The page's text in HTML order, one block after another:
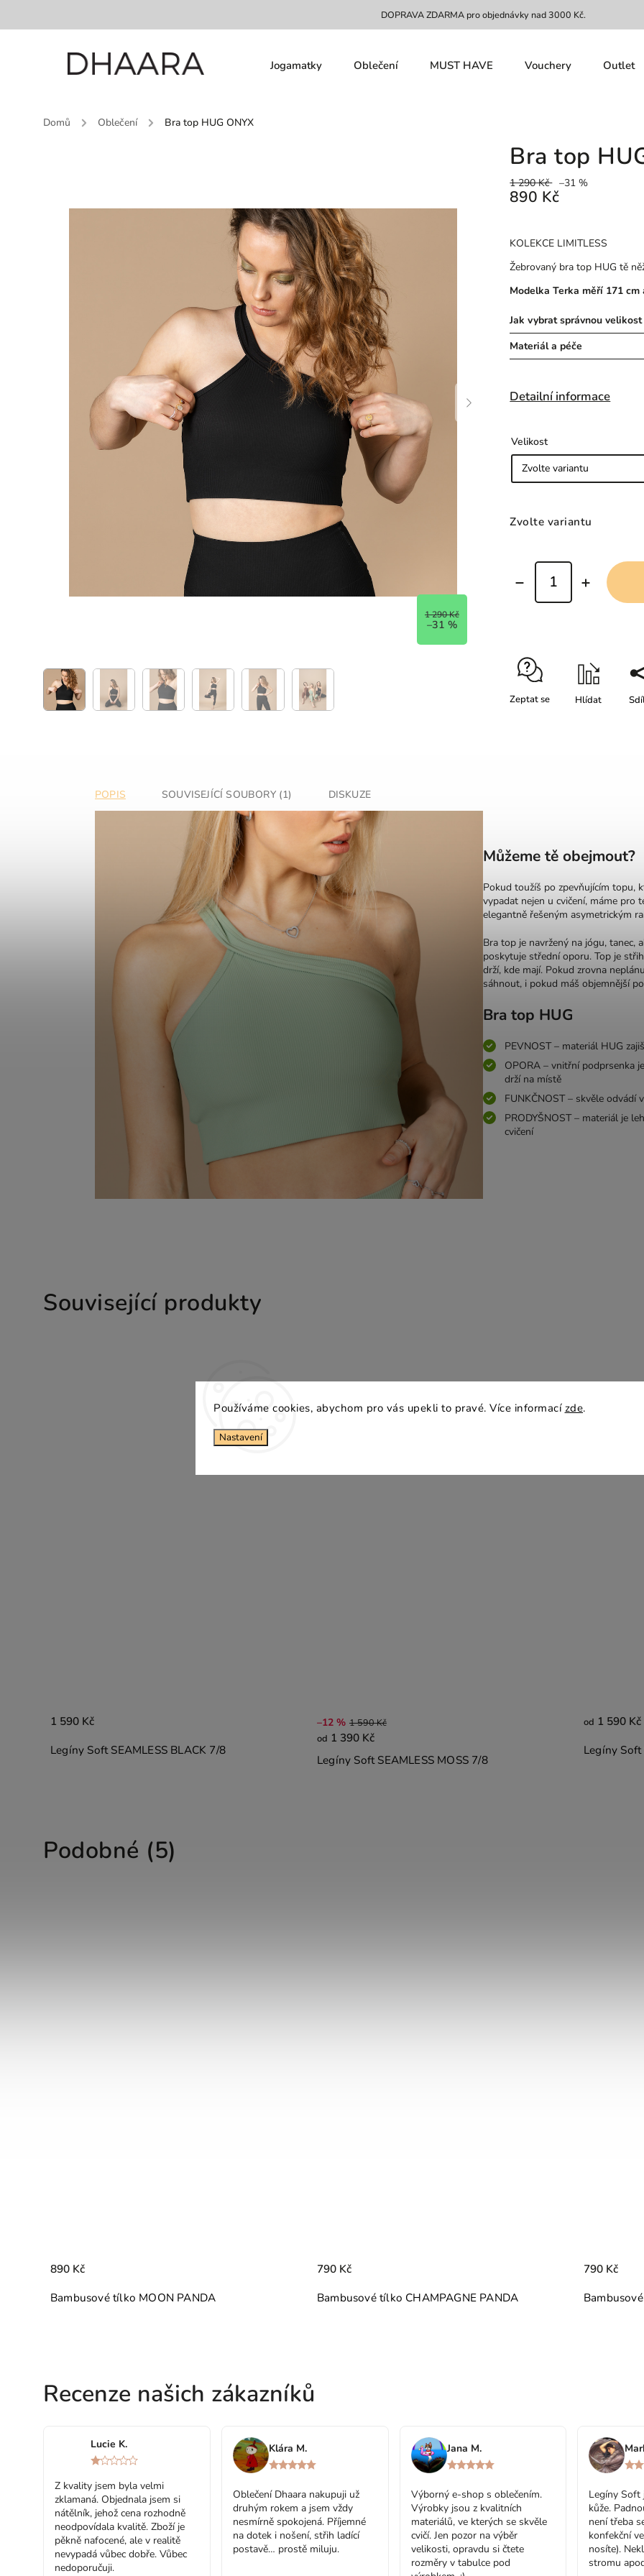
Používáme cookies, abychom pro vás upekli to pravé. Více informací zde.
Nastavení
DOPRAVA ZDARMA pro objednávky nad 3000 Kč.
Jogamatky Oblečení MUST HAVE Vouchery Outlet
Domů / Oblečení / Bra top HUG ONYX
1 290 Kč
–31 %
Bra top
1 290 Kč –31 %
890 Kč
KOLEKCE LIMITLESS
Žebrovaný bra top HUG tě
Modelka Terka měří 171
Jak vybrat správnou velikost
Materiál a péče
Detailní informace
Velikost
Zvolte variantu
Zeptat se Hlídat
POPIS SOUVISEJÍCÍ SOUBORY (1) DISKUZE
Můžeme tě obejmout?
Pokud toužíš po zpevňujícím topu,
vypadat nejen u cvičení, máme pro
elegantně řešeným asymetrickým
Bra top je navržený na jógu,
poskytuje střední oporu. Top je
drží, kde mají. Pokud zrovna
sáhnout, i pokud máš objemnější
Bra top HUG
PEVNOST – materiál HUG
OPORA – vnitřní podprsenka
drží na místě
FUNKČNOST – skvěle odvádí
PRODYŠNOST – materiál je
cvičení
Související produkty
Legíny Soft SEAMLESS MOSS 7/8
–12 % od1 590 Kč
od1
Podobné (5)
PANDA Bambusové tílko CHAMPAGNE PANDA
Bambusové tílko LIME PANDA
Recenze našich zákazníků
Lucie K.
Z kvality jsem byla velmi
zklamaná. Objednala jsem si
nátělník, jehož cena rozhodně
neodpovídala kvalitě. Zboží je
pěkně nafocené, ale v realitě
nevypadá vůbec dobře. Vůbec
nedoporučuji.
Klára M.
Oblečení Dhaara nakupuji už
druhým rokem a jsem vždy
nesmírně spokojená. Příjemné
na dotek i nošení, střih ladící
postavě… prostě miluju.
Jana M.
Výborný e-shop s oblečením.
Výrobky jsou z kvalitních
materiálů, ve kterých se skvěle
cvičí. Jen pozor na výběr
velikosti, opravdu si čtete
rozměry v tabulce pod
Legíny Soft
kůže.
není třeba
konfekční
nosíte).
stromu